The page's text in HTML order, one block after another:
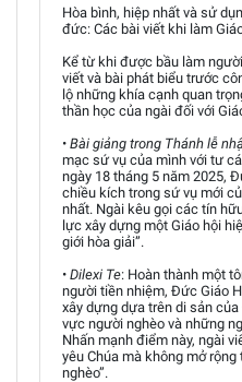
Hòa bình, hiệp nhất và sử
đức: Các bài viết khi làm
Kể từ khi được bầu làm
viết và bài phát biểu trước
lộ những khía cạnh quan
thần học của ngài đối với
• Bài giảng trong Thánh lễ
mạc sứ vụ của mình với tư
ngày 18 tháng 5 năm 2025,
chiều kích trong sứ vụ mới
nhất. Ngài kêu gọi các tín
lực xây dựng một Giáo hội
giới hòa giải”.
• Dilexi Te: Hoàn thành một
người tiền nhiệm, Đức Giáo
xây dựng dựa trên di sản
vực người nghèo và những
Nhấn mạnh điểm này, ngài
yêu Chúa mà không mở
nghèo”.